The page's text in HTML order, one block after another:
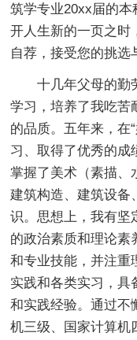
筑学专业20xx届的
开人生新的一页之时
自荐，接受您的挑选
十几年父母的勤
学习，培养了我吃苦
的品质。五年来，在
习、取得了优秀的成
掌握了美术（素描、
建筑构造、建筑设备
识。思想上，我有坚
的政治素质和理论素
和专业技能，并注重
实践和各类实习，具
和实践经验。通过不
机三级、国家计算机